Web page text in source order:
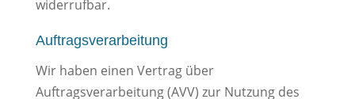
widerrufbar.
Auftragsverarbeitung
Wir haben einen Vertrag über
Auftragsverarbeitung (AVV) zur Nutzung des